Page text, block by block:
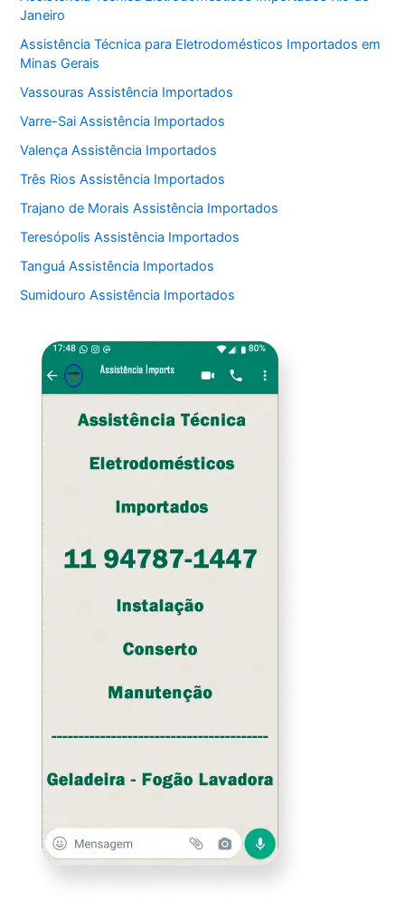
Janeiro
Assistência Técnica para Eletrodomésticos Importados em
Minas Gerais
Vassouras Assistência Importados
Varre-Sai Assistência Importados
Valença Assistência Importados
Três Rios Assistência Importados
Trajano de Morais Assistência Importados
Teresópolis Assistência Importados
Tanguá Assistência Importados
Sumidouro Assistência Importados